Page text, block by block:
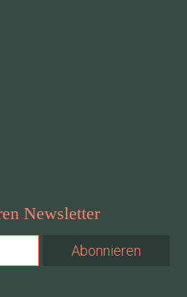
Newsletter
Abonnieren